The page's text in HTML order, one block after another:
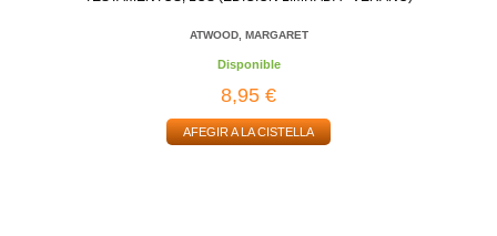
ATWOOD, MARGARET
Disponible
8,95 €
AFEGIR A LA CISTELLA